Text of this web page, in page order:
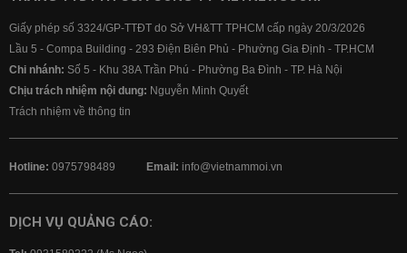
Giấy phép số 3324/GP-TTĐT do Sở VH&TT TPHCM cấp ngày 20/3/2026
Lầu 5 - Compa Building - 293 Điện Biên Phủ - Phường Gia Định - TP.HCM
Chi nhánh: Số 5 - Khu 38A Trần Phú - Phường Ba Đình - TP. Hà Nội
Chịu trách nhiệm nội dung: Nguyễn Minh Quyết
Trách nhiệm về thông tin
Hotline: 0975798489 Email: info@vietnammoi.vn
DỊCH VỤ QUẢNG CÁO: